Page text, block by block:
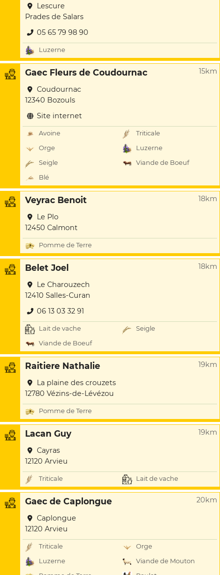
Lescure
Prades de Salars
05 65 79 98 90
Luzerne
Gaec Fleurs de Coudournac 15km
Coudournac
12340 Bozouls
Site internet
Avoine
Triticale
Orge
Luzerne
Seigle
Viande de Boeuf
Blé
Veyrac Benoit 18km
Le Plo
12450 Calmont
Pomme de Terre
Belet Joel 18km
Le Charouzech
12410 Salles-Curan
06 13 03 32 91
Lait de vache
Seigle
Viande de Boeuf
Raitiere Nathalie 19km
La plaine des crouzets
12780 Vézins-de-Lévézou
Pomme de Terre
Lacan Guy 19km
Cayras
12120 Arvieu
Triticale Lait de vache
Gaec de Caplongue 20km
Caplongue
12120 Arvieu
Triticale
Orge
Luzerne
Viande de Mouton